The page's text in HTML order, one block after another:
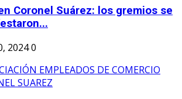
Coronel Suárez: los gremios se
20240